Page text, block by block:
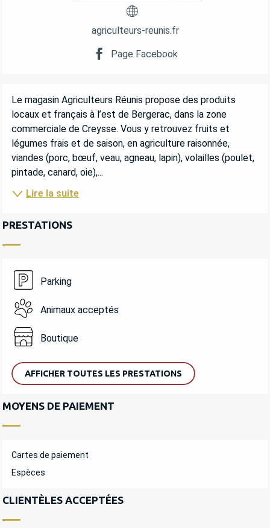
agriculteurs-reunis.fr
Page Facebook
DESCRIPTION
Le magasin Agriculteurs Réunis propose des produits
locaux et français à l’est de Bergerac, dans la zone
commerciale de Creysse. Vous y retrouvez fruits et
légumes frais et de saison, en agriculture raisonnée,
viandes (porc, bœuf, veau, agneau, lapin), volailles (poulet,
pintade, canard, oie),...
Lire la suite
PRESTATIONS
Parking
Animaux acceptés
Boutique
AFFICHER TOUTES LES PRESTATIONS
MOYENS DE PAIEMENT
Cartes de paiement
Espèces
CLIENTÈLES ACCEPTÉES